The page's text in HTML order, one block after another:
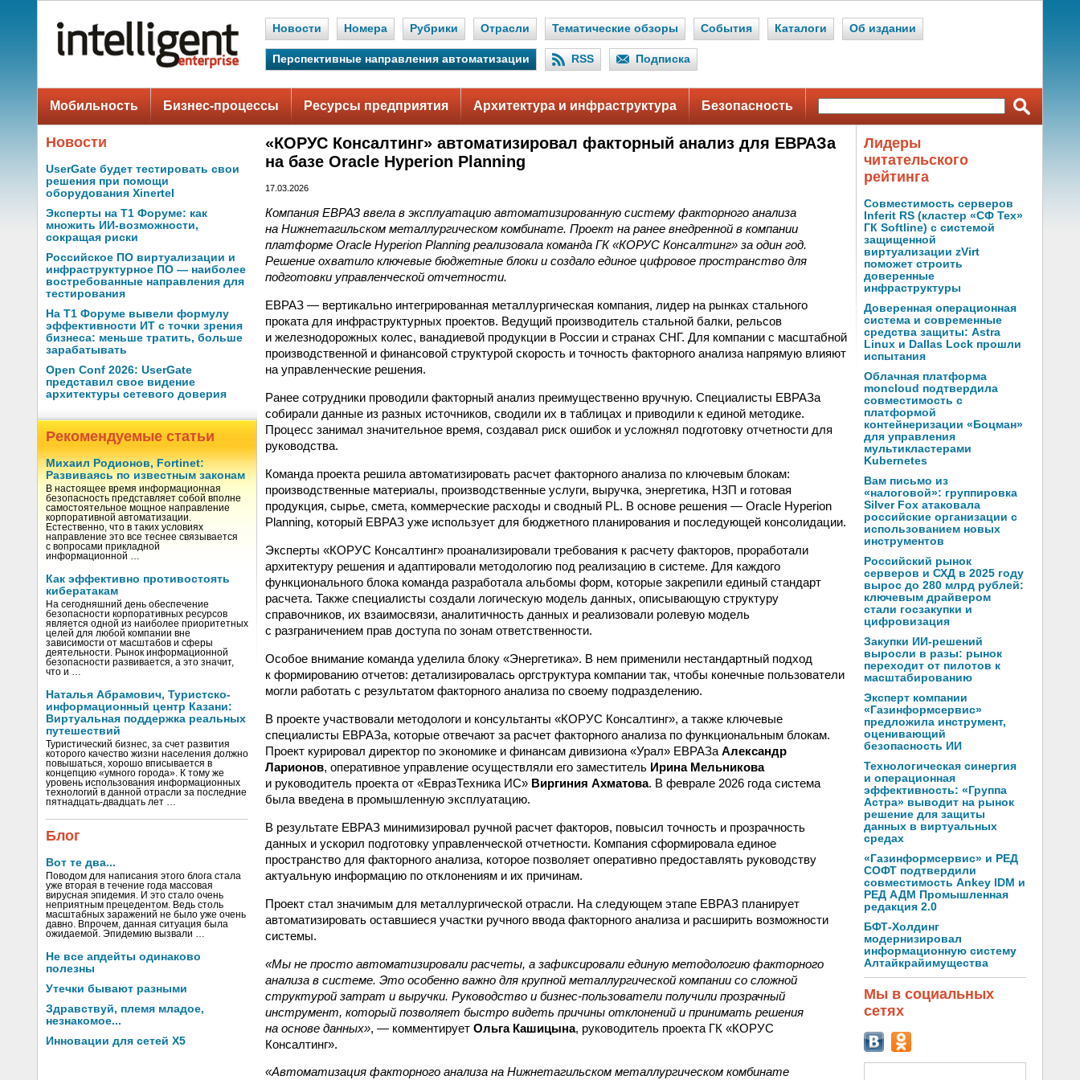
Новости Номера Рубрики Отрасли Тематические обзоры События Каталоги Об издании
Перспективные направления автоматизации RSS Подписка
Мобильность Бизнес-процессы Ресурсы предприятия Архитектура и инфраструктура Безопасность
Новости
UserGate будет тестировать свои
решения при помощи
оборудования Xinertel
Эксперты на Т1 Форуме: как
множить ИИ-возможности,
сокращая риски
Российское ПО виртуализации и
инфраструктурное ПО — наиболее
востребованные направления для
тестирования
На Т1 Форуме вывели формулу
эффективности ИТ с точки зрения
бизнеса: меньше тратить, больше
зарабатывать
Open Conf 2026: UserGate
представил свое видение
архитектуры сетевого доверия
Рекомендуемые статьи
Михаил Родионов, Fortinet:
Развиваясь по известным законам
В настоящее время информационная
безопасность представляет собой вполне
самостоятельное мощное направление
корпоративной автоматизации.
Естественно, что в таких условиях
направление это все теснее связывается
с вопросами прикладной
информационной …
Как эффективно противостоять
кибератакам
На сегодняшний день обеспечение
безопасности корпоративных ресурсов
является одной из наиболее приоритетных
целей для любой компании вне
зависимости от масштабов и сферы
деятельности. Рынок информационной
безопасности развивается, а это значит,
что и …
Наталья Абрамович, Туристско-
информационный центр Казани:
Виртуальная поддержка реальных
путешествий
Туристический бизнес, за счет развития
которого качество жизни населения должно
повышаться, хорошо вписывается в
концепцию «умного города». К тому же
уровень использования информационных
технологий в данной отрасли за последние
пятнадцать-двадцать лет …
Блог
Вот те два...
Поводом для написания этого блога стала
уже вторая в течение года массовая
вирусная эпидемия. И это стало очень
неприятным прецедентом. Ведь столь
масштабных заражений не было уже очень
давно. Впрочем, данная ситуация была
ожидаемой. Эпидемию вызвали …
Не все апдейты одинаково
полезны
Утечки бывают разными
Здравствуй, племя младое,
незнакомое...
Инновации для сетей X5
«КОРУС Консалтинг» автоматизировал факторный анализ для ЕВРАЗа
на базе Oracle Hyperion Planning
17.03.2026
Компания ЕВРАЗ ввела в эксплуатацию автоматизированную систему факторного анализа
на Нижнетагильском металлургическом комбинате. Проект на ранее внедренной в компании
платформе Oracle Hyperion Planning реализовала команда ГК «КОРУС Консалтинг» за один год.
Решение охватило ключевые бюджетные блоки и создало единое цифровое пространство для
подготовки управленческой отчетности.
ЕВРАЗ — вертикально интегрированная металлургическая компания, лидер на рынках стального
проката для инфраструктурных проектов. Ведущий производитель стальной балки, рельсов
и железнодорожных колес, ванадиевой продукции в России и странах СНГ. Для компании с масштабной
производственной и финансовой структурой скорость и точность факторного анализа напрямую влияют
на управленческие решения.
Ранее сотрудники проводили факторный анализ преимущественно вручную. Специалисты ЕВРАЗа
собирали данные из разных источников, сводили их в таблицах и приводили к единой методике.
Процесс занимал значительное время, создавал риск ошибок и усложнял подготовку отчетности для
руководства.
Команда проекта решила автоматизировать расчет факторного анализа по ключевым блокам:
производственные материалы, производственные услуги, выручка, энергетика, НЗП и готовая
продукция, сырье, смета, коммерческие расходы и сводный PL. В основе решения — Oracle Hyperion
Planning, который ЕВРАЗ уже использует для бюджетного планирования и последующей консолидации.
Эксперты «КОРУС Консалтинг» проанализировали требования к расчету факторов, проработали
архитектуру решения и адаптировали методологию под реализацию в системе. Для каждого
функционального блока команда разработала альбомы форм, которые закрепили единый стандарт
расчета. Также специалисты создали логическую модель данных, описывающую структуру
справочников, их взаимосвязи, аналитичность данных и реализовали ролевую модель
с разграничением прав доступа по зонам ответственности.
Особое внимание команда уделила блоку «Энергетика». В нем применили нестандартный подход
к формированию отчетов: детализировалась оргструктура компании так, чтобы конечные пользователи
могли работать с результатом факторного анализа по своему подразделению.
В проекте участвовали методологи и консультанты «КОРУС Консалтинг», а также ключевые
специалисты ЕВРАЗа, которые отвечают за расчет факторного анализа по функциональным блокам.
Проект курировал директор по экономике и финансам дивизиона «Урал» ЕВРАЗа Александр
Ларионов, оперативное управление осуществляли его заместитель Ирина Мельникова
и руководитель проекта от «ЕвразТехника ИС» Виргиния Ахматова. В феврале 2026 года система
была введена в промышленную эксплуатацию.
В результате ЕВРАЗ минимизировал ручной расчет факторов, повысил точность и прозрачность
данных и ускорил подготовку управленческой отчетности. Компания сформировала единое
пространство для факторного анализа, которое позволяет оперативно предоставлять руководству
актуальную информацию по отклонениям и их причинам.
Проект стал значимым для металлургической отрасли. На следующем этапе ЕВРАЗ планирует
автоматизировать оставшиеся участки ручного ввода факторного анализа и расширить возможности
системы.
«Мы не просто автоматизировали расчеты, а зафиксировали единую методологию факторного
анализа в системе. Это особенно важно для крупной металлургической компании со сложной
структурой затрат и выручки. Руководство и бизнес-пользователи получили прозрачный
инструмент, который позволяет быстро видеть причины отклонений и принимать решения
на основе данных», — комментирует Ольга Кашицына, руководитель проекта ГК «КОРУС
Консалтинг».
«Автоматизация факторного анализа на Нижнетагильском металлургическом комбинате
Лидеры
читательского
рейтинга
Совместимость серверов
Inferit RS (кластер «СФ Тех»
ГК Softline) с системой
защищенной
виртуализации zVirt
поможет строить
доверенные
инфраструктуры
Доверенная операционная
система и современные
средства защиты: Astra
Linux и Dallas Lock прошли
испытания
Облачная платформа
moncloud подтвердила
совместимость с
платформой
контейнеризации «Боцман»
для управления
мультикластерами
Kubernetes
Вам письмо из
«налоговой»: группировка
Silver Fox атаковала
российские организации с
использованием новых
инструментов
Российский рынок
серверов и СХД в 2025 году
вырос до 280 млрд рублей:
ключевым драйвером
стали госзакупки и
цифровизация
Закупки ИИ-решений
выросли в разы: рынок
переходит от пилотов к
масштабированию
Эксперт компании
«Газинформсервис»
предложила инструмент,
оценивающий
безопасность ИИ
Технологическая синергия
и операционная
эффективность: «Группа
Астра» выводит на рынок
решение для защиты
данных в виртуальных
средах
«Газинформсервис» и РЕД
СОФТ подтвердили
совместимость Ankey IDM и
РЕД АДМ Промышленная
редакция 2.0
БФТ-Холдинг
модернизировал
информационную систему
Алтайкрайимущества
Мы в социальных
сетях